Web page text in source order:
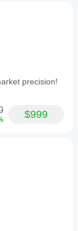
precision!
$999